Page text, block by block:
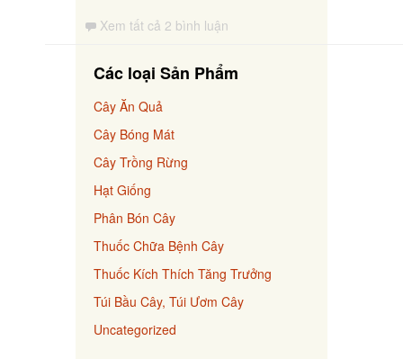
Xem tất cả 2 bình luận
Các loại Sản Phẩm
Cây Ăn Quả
Cây Bóng Mát
Cây Trồng Rừng
Hạt Giống
Phân Bón Cây
Thuốc Chữa Bệnh Cây
Thuốc Kích Thích Tăng Trưởng
Túi Bầu Cây, Túi Ươm Cây
Uncategorized